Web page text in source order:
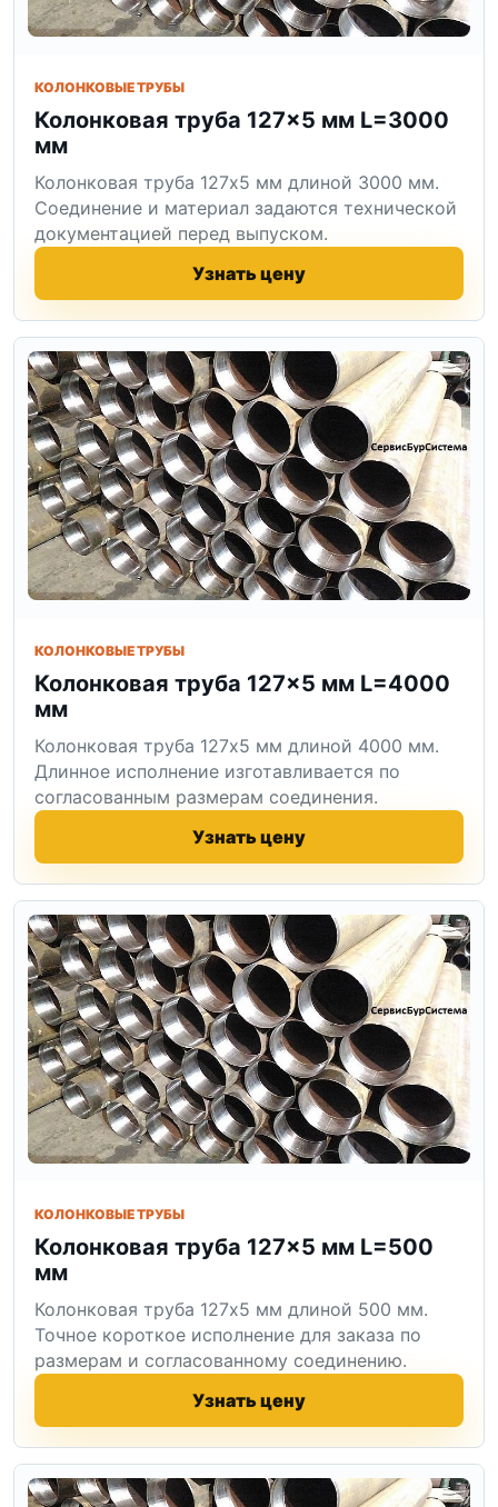
КОЛОНКОВЫЕ ТРУБЫ
Колонковая труба 127×5 мм L=3000
мм
Колонковая труба 127x5 мм длиной 3000 мм.
Соединение и материал задаются технической
документацией перед выпуском.
Узнать цену
КОЛОНКОВЫЕ ТРУБЫ
Колонковая труба 127×5 мм L=4000
мм
Колонковая труба 127x5 мм длиной 4000 мм.
Длинное исполнение изготавливается по
согласованным размерам соединения.
Узнать цену
КОЛОНКОВЫЕ ТРУБЫ
Колонковая труба 127×5 мм L=500
мм
Колонковая труба 127x5 мм длиной 500 мм.
Точное короткое исполнение для заказа по
размерам и согласованному соединению.
Узнать цену